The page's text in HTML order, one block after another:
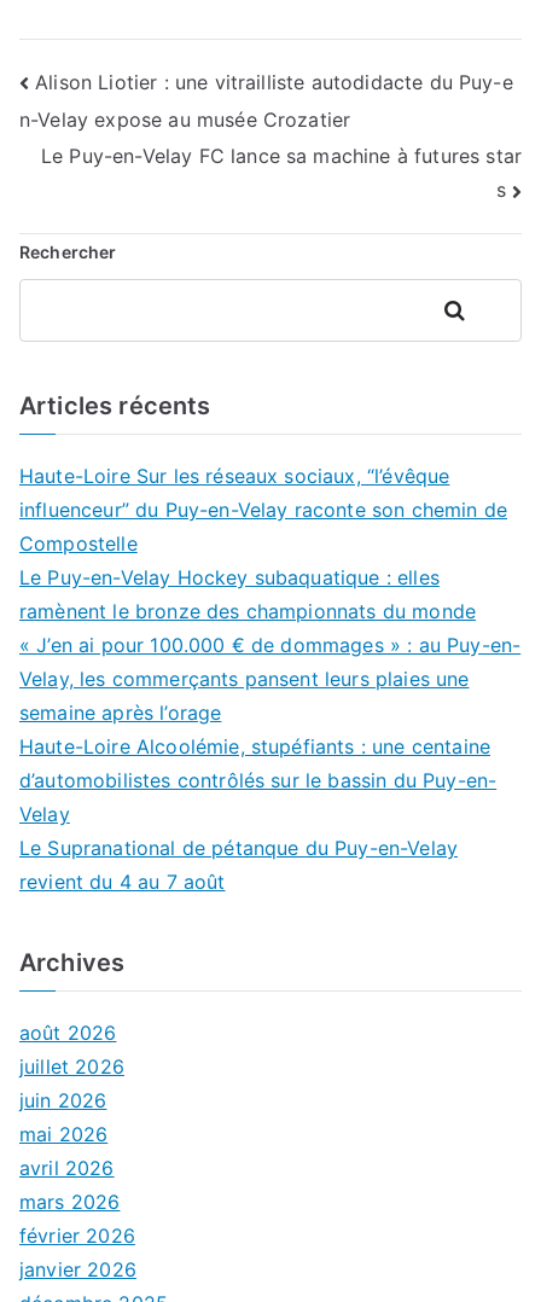
Navigation
de
Alison Liotier : une vitrailliste autodidacte du Puy-e
n-Velay expose au musée Crozatier
Le Puy-en-Velay FC lance sa machine à futures star
s
Rechercher
Rechercher
Articles récents
Haute-Loire Sur les réseaux sociaux, “l’évêque
influenceur” du Puy-en-Velay raconte son chemin de
Compostelle
Le Puy-en-Velay Hockey subaquatique : elles
ramènent le bronze des championnats du monde
« J’en ai pour 100.000 € de dommages » : au Puy-en-
Velay, les commerçants pansent leurs plaies une
semaine après l’orage
Haute-Loire Alcoolémie, stupéfiants : une centaine
d’automobilistes contrôlés sur le bassin du Puy-en-
Velay
Le Supranational de pétanque du Puy-en-Velay
revient du 4 au 7 août
Archives
août 2026
juillet 2026
juin 2026
mai 2026
avril 2026
mars 2026
février 2026
janvier 2026